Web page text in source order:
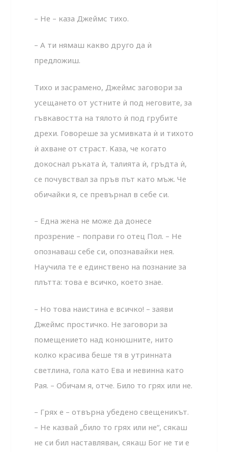
– Не – каза Джеймс тихо.
– А ти нямаш какво друго да ѝ
предложиш.
Тихо и засрамено, Джеймс заговори за
усещането от устните ѝ под неговите, за
гъвкавостта на тялото ѝ под грубите
дрехи. Говореше за усмивката ѝ и тихото
ѝ ахване от страст. Каза, че когато
докоснал ръката ѝ, талията ѝ, гръдта ѝ,
се почувствал за пръв път като мъж. Че
обичайки я, се превърнал в себе си.
– Една жена не може да донесе
прозрение – поправи го отец Пол. – Не
опознаваш себе си, опознавайки нея.
Научила те е единствено на познание за
плътта: това е всичко, което знае.
– Но това наистина е всичко! – заяви
Джеймс простичко. Не заговори за
помещението над конюшните, нито
колко красива беше тя в утринната
светлина, гола като Ева и невинна като
Рая. – Обичам я, отче. Било то грях или не.
– Грях е – отвърна убедено свещеникът.
– Не казвай „било то грях или не“, сякаш
не си бил наставляван, сякаш Бог не ти е